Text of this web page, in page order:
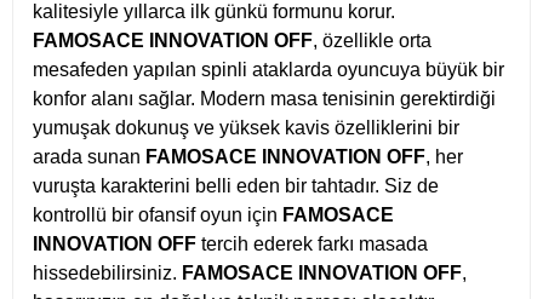
kalitesiyle yıllarca ilk günkü formunu korur.
FAMOSACE INNOVATION OFF, özellikle orta
mesafeden yapılan spinli ataklarda oyuncuya büyük bir
konfor alanı sağlar. Modern masa tenisinin gerektirdiği
yumuşak dokunuş ve yüksek kavis özelliklerini bir
arada sunan FAMOSACE INNOVATION OFF, her
vuruşta karakterini belli eden bir tahtadır. Siz de
kontrollü bir ofansif oyun için FAMOSACE
INNOVATION OFF tercih ederek farkı masada
hissedebilirsiniz. FAMOSACE INNOVATION OFF,